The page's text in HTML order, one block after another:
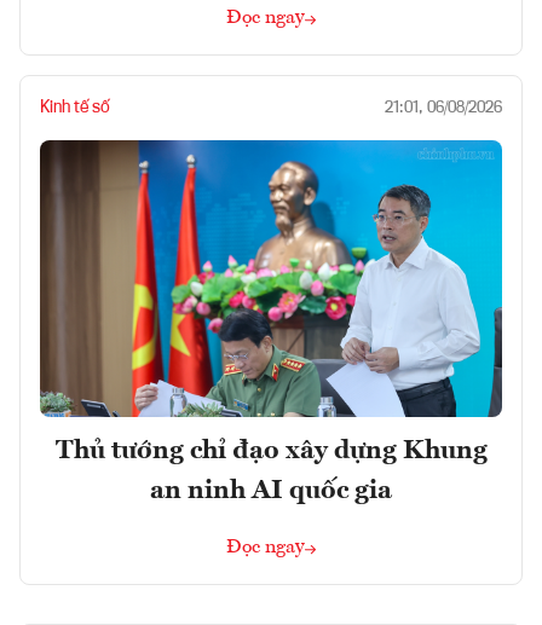
Đọc ngay
Kinh tế số 21:01, 06/08/2026
Thủ tướng chỉ đạo xây dựng Khung
an ninh AI quốc gia
Đọc ngay